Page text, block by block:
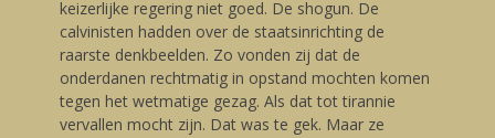
keizerlijke regering niet goed. De shogun. De
calvinisten hadden over de staatsinrichting de
raarste denkbeelden. Zo vonden zij dat de
onderdanen rechtmatig in opstand mochten komen
tegen het wetmatige gezag. Als dat tot tirannie
vervallen mocht zijn. Dat was te gek. Maar ze